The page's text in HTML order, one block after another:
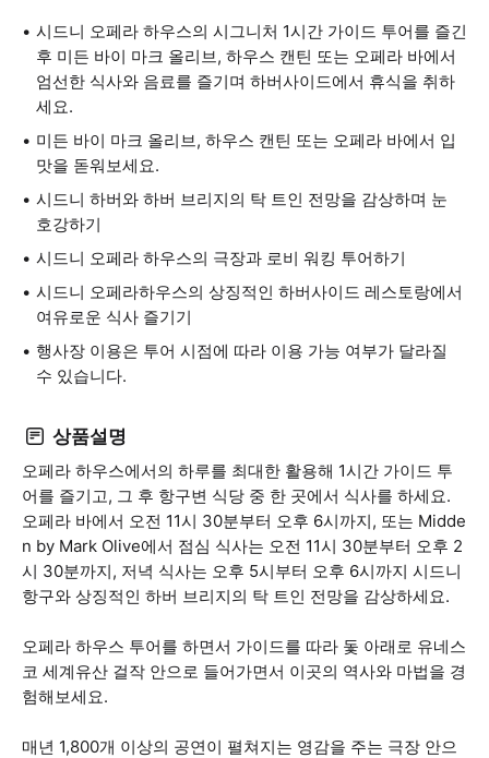
시드니 오페라 하우스의 시그니처 1시간 가이드 투어를 즐긴
후 미든 바이 마크 올리브, 하우스 캔틴 또는 오페라 바에서
엄선한 식사와 음료를 즐기며 하버사이드에서 휴식을 취하
세요.
미든 바이 마크 올리브, 하우스 캔틴 또는 오페라 바에서 입
맛을 돋워보세요.
시드니 하버와 하버 브리지의 탁 트인 전망을 감상하며 눈
호강하기
시드니 오페라 하우스의 극장과 로비 워킹 투어하기
시드니 오페라하우스의 상징적인 하버사이드 레스토랑에서
여유로운 식사 즐기기
행사장 이용은 투어 시점에 따라 이용 가능 여부가 달라질
수 있습니다.
상품설명
오페라 하우스에서의 하루를 최대한 활용해 1시간 가이드 투
어를 즐기고, 그 후 항구변 식당 중 한 곳에서 식사를 하세요.
오페라 바에서 오전 11시 30분부터 오후 6시까지, 또는 Midde
n by Mark Olive에서 점심 식사는 오전 11시 30분부터 오후 2
시 30분까지, 저녁 식사는 오후 5시부터 오후 6시까지 시드니
항구와 상징적인 하버 브리지의 탁 트인 전망을 감상하세요.
오페라 하우스 투어를 하면서 가이드를 따라 돛 아래로 유네스
코 세계유산 걸작 안으로 들어가면서 이곳의 역사와 마법을 경
험해보세요.
매년 1,800개 이상의 공연이 펼쳐지는 영감을 주는 극장 안으